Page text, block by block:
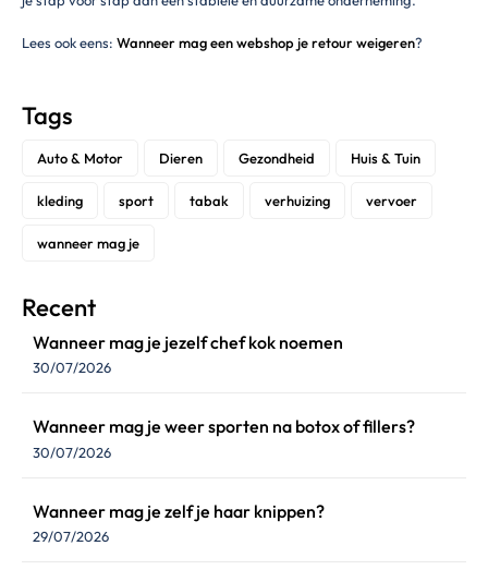
Lees ook eens: Wanneer mag een webshop je retour weigeren?
Tags
Auto & Motor Dieren Gezondheid Huis & Tuin
kleding sport tabak verhuizing vervoer
wanneer mag je
Recent
Wanneer mag je jezelf chef kok noemen
30/07/2026
Wanneer mag je weer sporten na botox of fillers?
30/07/2026
Wanneer mag je zelf je haar knippen?
29/07/2026